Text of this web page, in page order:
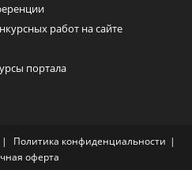
работ на сайте
портала
Политика конфиденциальности
оферта